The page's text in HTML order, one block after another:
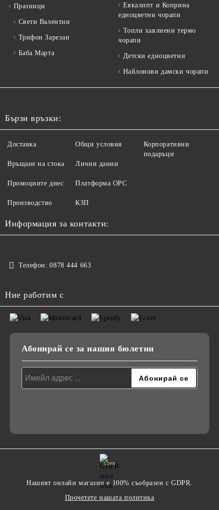
Празници
Свети Валентин
Трифон Зарезан
Баба Марта
Евкалипт и Коприна
едноцветни чорапи
Топли хавлиени термо
чорапи
Детски едноцветни
Найлонови дамски чорапи
Бързи връзки:
Доставка
Връщане на стока
Промоциите днес
Производство
Общи условия
Лични данни
Платформа ОРС
КЗП
Корпоративни
подаръци
Информация за контакти:
Телефон: 0878 444 663
Ние работим с
Абонирай се за нашия бюлетин
GDPR
Нашият онлайн магазин е 100% съобразен с GDPR.
Прочетете нашата политика